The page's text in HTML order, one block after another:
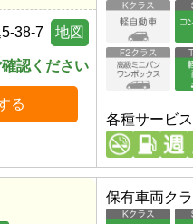
38-7 地図
認ください
る
各種サービス
保有車両ク